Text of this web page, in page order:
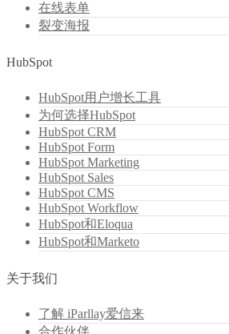
在线表单
裂变海报
HubSpot
HubSpot用户增长工具
为何选择HubSpot
HubSpot CRM
HubSpot Form
HubSpot Marketing
HubSpot Sales
HubSpot CMS
HubSpot Workflow
HubSpot和Eloqua
HubSpot和Marketo
关于我们
了解 iParllay爱信来